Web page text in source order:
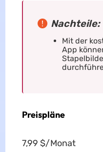
Nachteile:
Mit der
App
Preispläne
7,99 $/Monat